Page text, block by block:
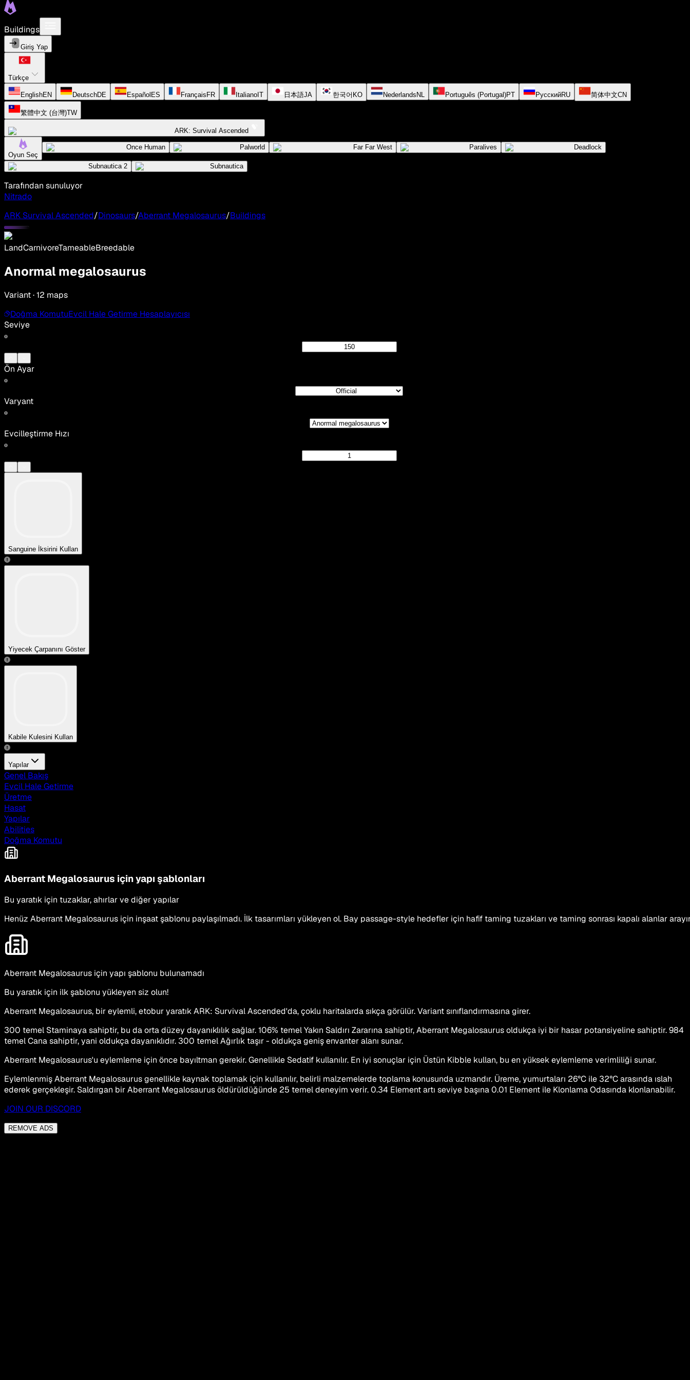
Buildings
Giriş Yap
Türkçe
EnglishEN DeutschDE Español ES Français FR Italiano IT 日本語JA 한국어 KO Nederlands NL Português (Portugal)PT РусскийRU 简体中文CN
繁體中文 (台灣)TW
ARK: Survival Ascended
Oyun Seç
Once Human Palworld Far Far West Paralives Deadlock
Subnautica 2 Subnautica
Tarafından sunuluyor
Nitrado
ARK Survival Ascended/Dinosaurs/Aberrant Megalosaurus/Buildings
LandCarnivoreTameableBreedable
Anormal megalosaurus
Variant · 12 maps
Doğma KomutuEvcil Hale Getirme Hesaplayıcısı
Seviye
Ön Ayar
Varyant
Evcilleştirme Hızı
Sanguine İksirini Kullan
Yiyecek Çarpanını Göster
Kabile Kulesini Kullan
Yapılar
Genel Bakış
Evcil Hale Getirme
Üretme
Hasat
Yapılar
Abilities
Doğma Komutu
Aberrant Megalosaurus için yapı şablonları
Bu yaratık için tuzaklar, ahırlar ve diğer yapılar
Henüz Aberrant Megalosaurus için inşaat şablonu paylaşılmadı. İlk tasarımları yükleyen ol. Bay passage-style hedefler için hafif taming tuzakları ve taming sonrası kapalı alanlar
Aberrant Megalosaurus için yapı şablonu bulunamadı
Bu yaratık için ilk şablonu yükleyen siz olun!
Aberrant Megalosaurus, bir eylemli, etobur yaratık ARK: Survival Ascended'da, çoklu haritalarda sıkça görülür. Variant sınıflandırmasına girer.
300 temel Staminaya sahiptir, bu da orta düzey dayanıklılık sağlar. 106% temel Yakın Saldırı Zararına sahiptir, Aberrant Megalosaurus oldukça iyi bir hasar potansiyeline sahiptir. 984
temel Cana sahiptir, yani oldukça dayanıklıdır. 300 temel Ağırlık taşır - oldukça geniş envanter alanı sunar.
Aberrant Megalosaurus'u eylemleme için önce bayıltman gerekir. Genellikle Sedatif kullanılır. En iyi sonuçlar için Üstün Kibble kullan, bu en yüksek eylemleme verimliliği sunar.
Eylemlenmiş Aberrant Megalosaurus genellikle kaynak toplamak için kullanılır, belirli malzemelerde toplama konusunda uzmandır. Üreme, yumurtaları 26°C ile 32°C arasında ıslah
ederek gerçekleşir. Saldırgan bir Aberrant Megalosaurus öldürüldüğünde 25 temel deneyim verir. 0.34 Element artı seviye başına 0.01 Element ile Klonlama Odasında klonlanabilir.
JOIN OUR DISCORD
REMOVE ADS